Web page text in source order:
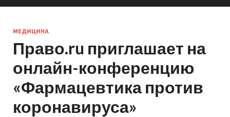
МЕДИЦИНА
Право.ru приглашает на
онлайн-конференцию
«Фармацевтика против
коронавируса»